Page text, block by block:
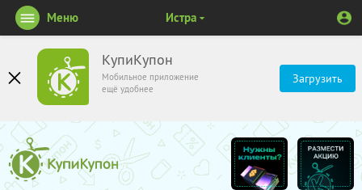
КупиКупон
Мобильное приложение
ещё удобнее
Загрузить
Меню Истра